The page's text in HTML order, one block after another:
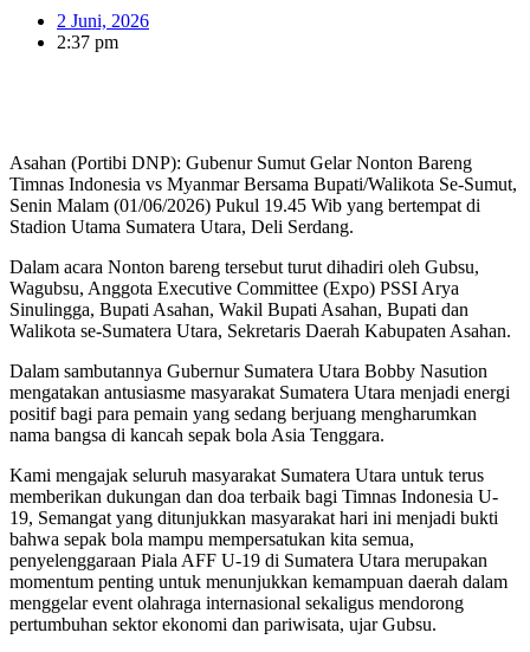
2 Juni, 2026
2:37 pm
Asahan (Portibi DNP): Gubenur Sumut Gelar Nonton Bareng
Timnas Indonesia vs Myanmar Bersama Bupati/Walikota Se-Sumut,
Senin Malam (01/06/2026) Pukul 19.45 Wib yang bertempat di
Stadion Utama Sumatera Utara, Deli Serdang.
Dalam acara Nonton bareng tersebut turut dihadiri oleh Gubsu,
Wagubsu, Anggota Executive Committee (Expo) PSSI Arya
Sinulingga, Bupati Asahan, Wakil Bupati Asahan, Bupati dan
Walikota se-Sumatera Utara, Sekretaris Daerah Kabupaten Asahan.
Dalam sambutannya Gubernur Sumatera Utara Bobby Nasution
mengatakan antusiasme masyarakat Sumatera Utara menjadi energi
positif bagi para pemain yang sedang berjuang mengharumkan
nama bangsa di kancah sepak bola Asia Tenggara.
Kami mengajak seluruh masyarakat Sumatera Utara untuk terus
memberikan dukungan dan doa terbaik bagi Timnas Indonesia U-
19, Semangat yang ditunjukkan masyarakat hari ini menjadi bukti
bahwa sepak bola mampu mempersatukan kita semua,
penyelenggaraan Piala AFF U-19 di Sumatera Utara merupakan
momentum penting untuk menunjukkan kemampuan daerah dalam
menggelar event olahraga internasional sekaligus mendorong
pertumbuhan sektor ekonomi dan pariwisata, ujar Gubsu.